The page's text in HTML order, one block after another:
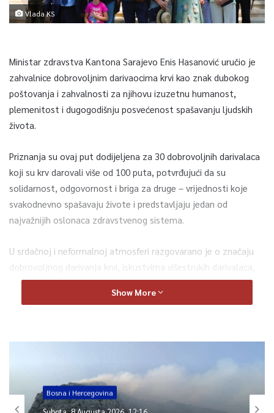
Vlada KS
Ministar zdravstva Kantona Sarajevo Enis Hasanović uručio je
zahvalnice dobrovoljnim darivaocima krvi kao znak dubokog
poštovanja i zahvalnosti za njihovu izuzetnu humanost,
plemenitost i dugogodišnju posvećenost spašavanju ljudskih
života.
Priznanja su ovaj put dodijeljena za 30 dobrovoljnih darivalaca
koji su krv darovali više od 100 puta, potvrđujući da su
solidarnost, odgovornost i briga za druge – vrijednosti koje
svakodnevno spašavaju živote i predstavljaju jedan od
najvažnijih oslonaca zdravstvenog sistema.
U srdačnoj i neformalnoj atmosferi razgovarano je o značaju
dobrovoljnog darivanja krvi, iskustvima višestrukih darivalaca,
kao i načinima na koje institucije mogu dodatno afirmisati i
podržati ovu izuzetno važnu humanu misiju. Poseban akcent
imao čast odati priznanje ljudima čija humanost ostavlja
neizbrisiv trag u životima hiljada građana.
Show More
Bosna i Hercegovina